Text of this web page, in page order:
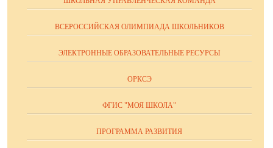
ВСЕРОССИЙСКАЯ ОЛИМПИАДА ШКОЛЬНИКОВ
ЭЛЕКТРОННЫЕ ОБРАЗОВАТЕЛЬНЫЕ РЕСУРСЫ
ОРКСЭ
ФГИС "МОЯ ШКОЛА"
ПРОГРАММА РАЗВИТИЯ